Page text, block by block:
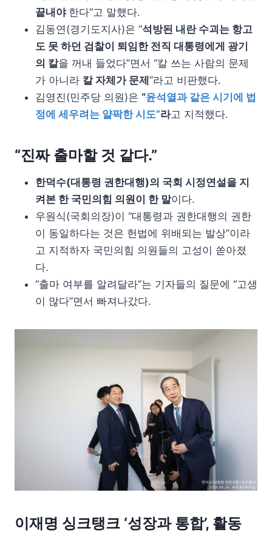
끝내야 한다”고 말했다.
김동연(경기도지사)은 “석방된 내란 수괴는 항고
도 못 하던 검찰이 퇴임한 전직 대통령에게 광기
의 칼을 꺼내 들었다”면서 “칼 쓰는 사람의 문제
가 아니라 칼 자체가 문제”라고 비판했다.
김영진(민주당 의원)은 “윤석열과 같은 시기에 법
정에 세우려는 얄팍한 시도”라고 지적했다.
“진짜 출마할 것 같다.”
한덕수(대통령 권한대행)의 국회 시정연설을 지
켜본 한 국민의힘 의원이 한 말이다.
우원식(국회의장)이 “대통령과 권한대행의 권한
이 동일하다는 것은 헌법에 위배되는 발상”이라
고 지적하자 국민의힘 의원들의 고성이 쏟아졌
다.
“출마 여부를 알려달라”는 기자들의 질문에 “고생
이 많다”면서 빠져나갔다.
이재명 싱크탱크 ‘성장과 통합’, 활동